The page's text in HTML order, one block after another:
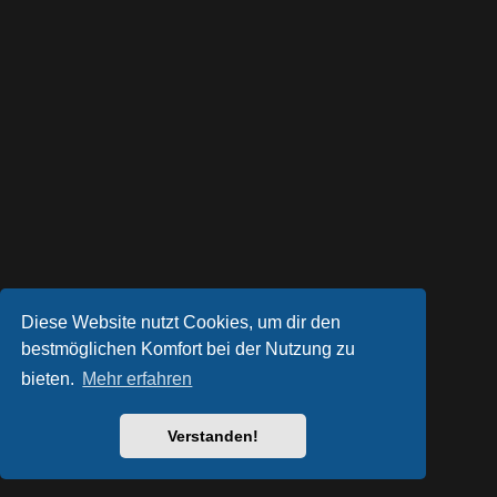
Diese Website nutzt Cookies, um dir den
bestmöglichen Komfort bei der Nutzung zu
bieten. Mehr erfahren
Verstanden!
Powered byphpBB
Deutsche Übersetzung durchphpBB.de
Datenschutz|Nutzungsbedingungen